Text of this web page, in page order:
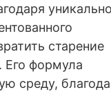
старение
формула
среду,